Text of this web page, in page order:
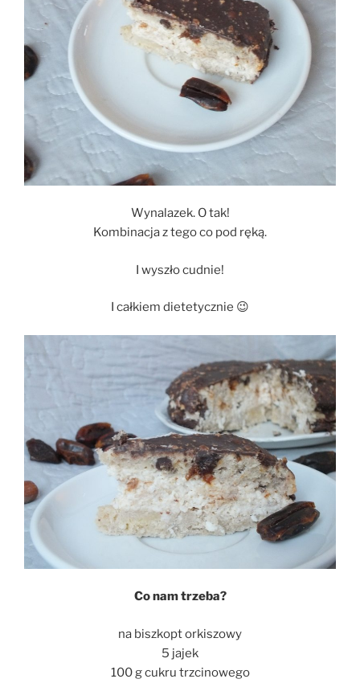
Wynalazek. O tak!
Kombinacja z tego co pod ręką.
I wyszło cudnie!
I całkiem dietetycznie 😉
Co nam trzeba?
na biszkopt orkiszowy
5 jajek
100 g cukru trzcinowego